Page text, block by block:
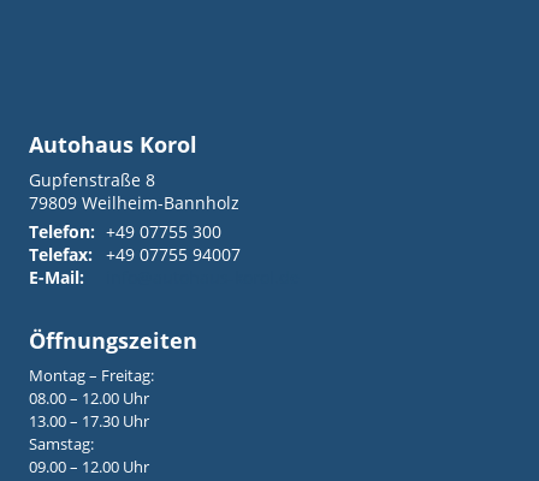
Autohaus Korol
Gupfenstraße 8
79809 Weilheim-Bannholz
Telefon: +49 07755 300
Telefax: +49 07755 94007
E-Mail:
Öffnungszeiten
Montag – Freitag:
08.00 – 12.00 Uhr
13.00 – 17.30 Uhr
Samstag:
09.00 – 12.00 Uhr